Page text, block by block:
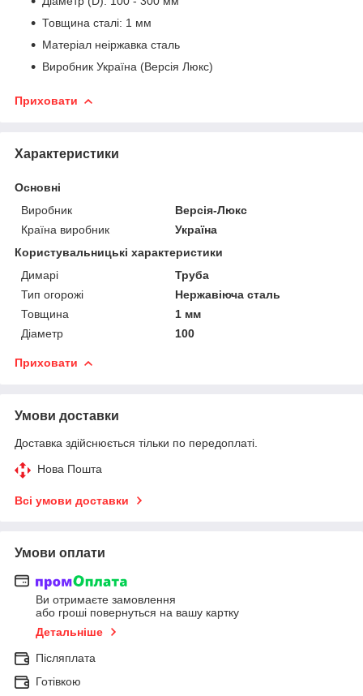
Товщина сталі: 1 мм
Матеріал неіржавка сталь
Виробник Україна (Версія Люкс)
Приховати
Характеристики
Основні
Виробник
Версія-Люкс
Країна виробник
Україна
Користувальницькі характеристики
Димарі
Труба
Тип огорожі
Нержавіюча сталь
Товщина
1 мм
Діаметр
100
Приховати
Умови доставки
Доставка здійснюється тільки по передоплаті.
Нова Пошта
Всі умови доставки
Умови оплати
Ви отримаєте замовлення
або гроші повернуться на вашу картку
Детальніше
Післяплата
Готівкою